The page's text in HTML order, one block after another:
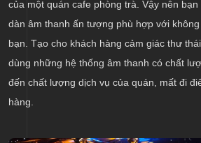
của một quán cafe phòng trà. Vậy nên
dàn âm thanh ấn tượng phù hợp với
bạn. Tạo cho khách hàng cảm giác thư
dùng những hệ thống âm thanh có chất
đến chất lượng dịch vụ của quán, mất đi
hàng.